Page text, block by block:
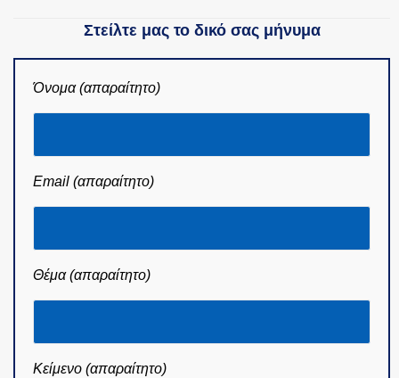
Στείλτε μας το δικό σας μήνυμα
Όνομα (απαραίτητο)
Email (απαραίτητο)
Θέμα (απαραίτητο)
Κείμενο (απαραίτητο)